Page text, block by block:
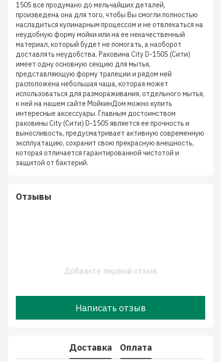
150S все продумано до мельчайших деталей,
произведена она для того, чтобы Вы смогли полностью
насладиться кулинарным процессом и не отвлекаться на
неудобную форму мойки или на ее некачественный
материал, который будет не помогать, а наоборот
доставлять неудобства. Раковина City D-150S (Сити)
имеет одну основную секцию для мытья,
представляющую форму трапеции и рядом ней
расположена небольшая чаша, которая может
использоваться для размораживания, отдельного мытья,
к ней на нашем сайте МойкинДом можно купить
интересные аксессуары. Главным достоинством
раковины City (Сити) D-150S является ее прочность и
выносливость, предусматривает активную современную
эксплуатацию, сохранит свою прекрасную внешность,
которая отличается гарантированной чистотой и
защитой от бактерий.
Отзывы
Добавьте первый отзыв
Написать отзыв
Доставка Оплата